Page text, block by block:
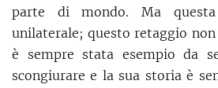
parte di mondo. Ma
unilaterale; questo retaggio
è sempre stata esempio da
scongiurare e la sua storia è